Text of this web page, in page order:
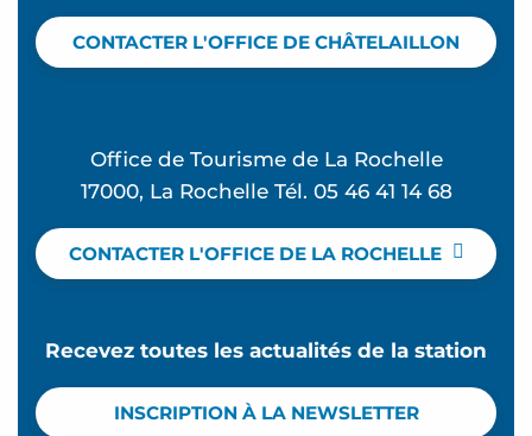
CONTACTER L'OFFICE DE CHÂTELAILLON
Office de Tourisme de La Rochelle
17000, La Rochelle Tél. 05 46 41 14 68
CONTACTER L'OFFICE DE LA ROCHELLE
Recevez toutes les actualités de la station
INSCRIPTION À LA NEWSLETTER